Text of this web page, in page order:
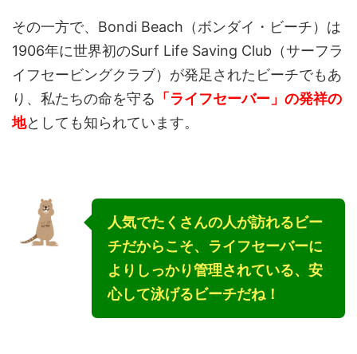
その一方で、Bondi Beach（ボンダイ・ビーチ）は
1906年に世界初のSurf Life Saving Club（サーフラ
イフセービングクラブ）が発足されたビーチでもあ
り、私たちの命を守る 「ライフセーバー」の発祥の
地としても知られています。
人気でたくさんの人が訪れるビー
チだからこそ、ライフセーバーに
よりしっかり管理されている、安
心して泳げるビーチだね！